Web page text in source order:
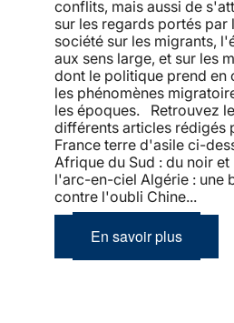
conflits, mais aussi de
sur les regards portés par
société sur les migrants,
aux sens large, et sur les
dont le politique prend en
les phénomènes
les époques. Retrouvez
différents articles rédigés
France terre d'asile ci-
Afrique du Sud : du noir et
l'arc-en-ciel Algérie : une
contre l'oubli Chine...
En savoir plus